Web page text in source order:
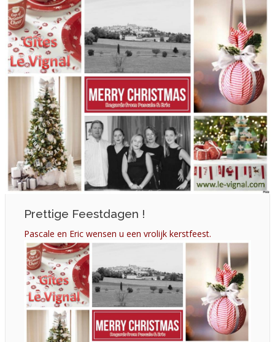
Prettige Feestdagen !
Pascale en Eric wensen u een vrolijk kerstfeest.